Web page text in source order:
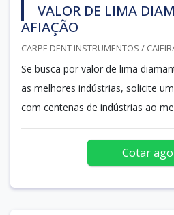
VALOR DE LIMA
AFIAÇÃO
CARPE DENT INSTRUMENTOS /
Se busca por valor de lima
as melhores indústrias, solicite
com centenas de indústrias ao
Cotar